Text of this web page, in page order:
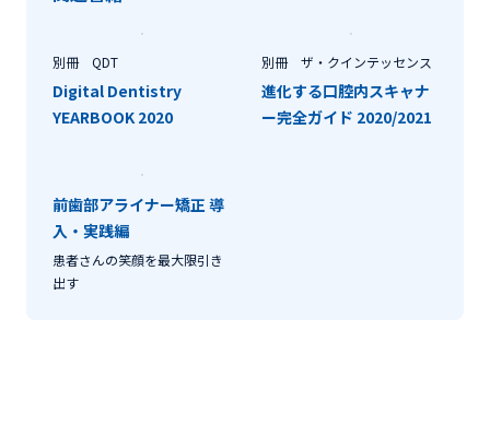
別冊 QDT
Digital Dentistry
YEARBOOK 2020
別冊 ザ・クインテッセンス
進化する口腔内スキャナ
ー完全ガイド 2020/2021
前歯部アライナー矯正 導
入・実践編
患者さんの笑顔を最大限引き
出す